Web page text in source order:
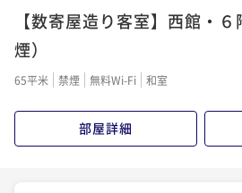
里や鍋など様々な調理法でご賞味
～
二食付き
【数寄屋造り客室】西館・
煙）
65平米 禁煙 無料Wi-Fi 和室
部屋詳細